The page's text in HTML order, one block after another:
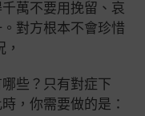
萬不要用挽留、哀
對方根本不會珍惜
些？只有對症下
，你需要做的是：